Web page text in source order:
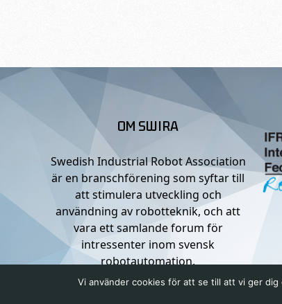
OM SWIRA
Swedish Industrial Robot Association
är en branschförening som syftar till
att stimulera utveckling och
användning av robotteknik, och att
vara ett samlande forum för
intressenter inom svensk
robotautomation.
Vi använder cookies för att se till att vi ger